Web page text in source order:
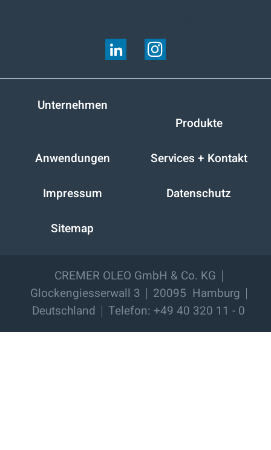
Unternehmen
Produkte
Anwendungen Services + Kontakt
Impressum Datenschutz
Sitemap
CREMER OLEO GmbH & Co. KG
Glockengiesserwall 3
20095 Hamburg
Deutschland
Telefon: +49 40 320 11 - 0